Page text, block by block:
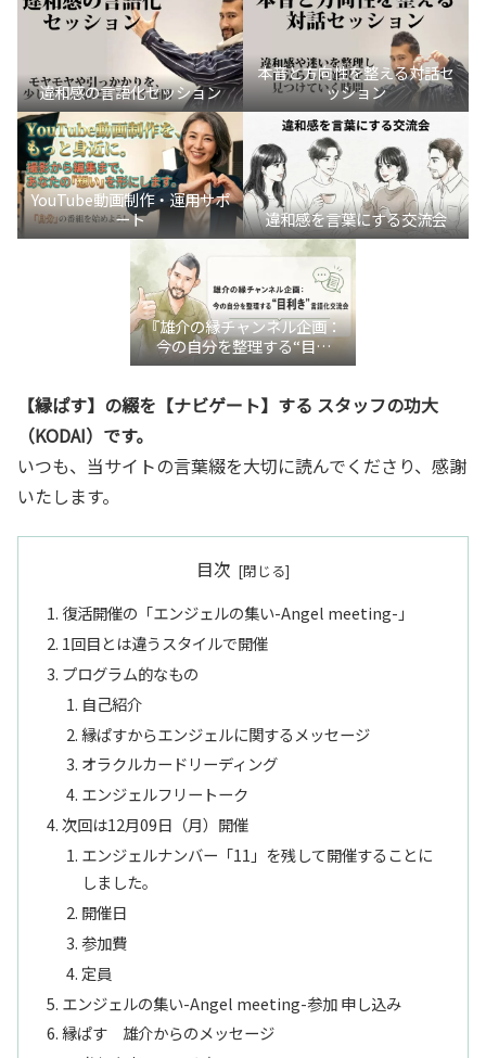
違和感の言語化セッション
本音と方向性を整える対話セ
ッション
YouTube動画制作・運用サポ
ート
違和感を言葉にする交流会
『雄介の縁チャンネル企画：
今の自分を整理する“目利
き”言語化交流会』
【縁ぱす】の綴を【ナビゲート】する スタッフの功大
（KODAI）です。
いつも、当サイトの言葉綴を大切に読んでくださり、感謝
いたします。
目次
復活開催の「エンジェルの集い-Angel meeting-」
1回目とは違うスタイルで開催
プログラム的なもの
自己紹介
縁ぱすからエンジェルに関するメッセージ
オラクルカードリーディング
エンジェルフリートーク
次回は12月09日（月）開催
エンジェルナンバー「11」を残して開催することに
しました。
開催日
参加費
定員
エンジェルの集い-Angel meeting-参加 申し込み
縁ぱす 雄介からのメッセージ